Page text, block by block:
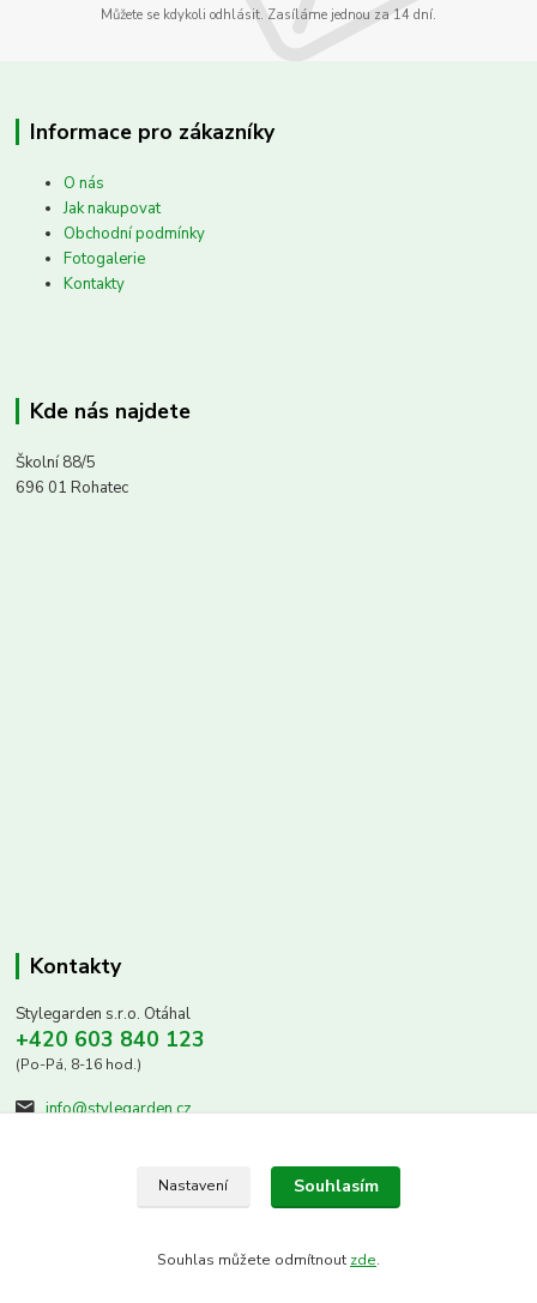
Můžete se kdykoli odhlásit. Zasíláme jednou za 14 dní.
Informace pro zákazníky
O nás
Jak nakupovat
Obchodní podmínky
Fotogalerie
Kontakty
Kde nás najdete
Školní 88/5
696 01 Rohatec
Kontakty
Stylegarden s.r.o. Otáhal
+420 603 840 123
(Po-Pá, 8-16 hod.)
info@stylegarden.cz
Nastavení Souhlasím
Souhlas můžete odmítnout zde.